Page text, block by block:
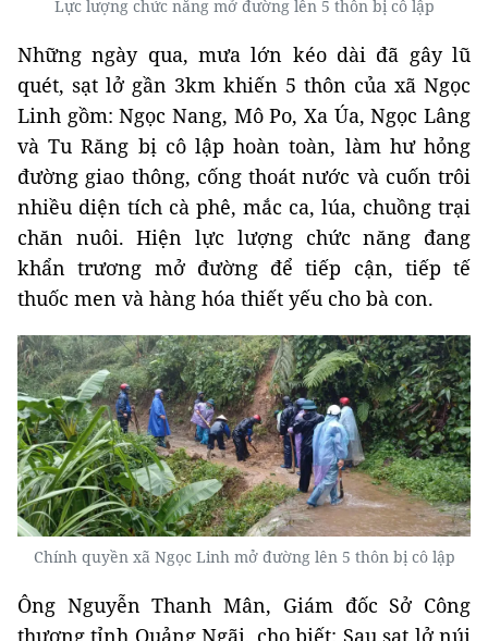
Lực lượng chức năng mở đường lên 5 thôn bị cô lập
Những ngày qua, mưa lớn kéo dài đã gây lũ
quét, sạt lở gần 3km khiến 5 thôn của xã Ngọc
Linh gồm: Ngọc Nang, Mô Po, Xa Úa, Ngọc Lâng
và Tu Răng bị cô lập hoàn toàn, làm hư hỏng
đường giao thông, cống thoát nước và cuốn trôi
nhiều diện tích cà phê, mắc ca, lúa, chuồng trại
chăn nuôi. Hiện lực lượng chức năng đang
khẩn trương mở đường để tiếp cận, tiếp tế
thuốc men và hàng hóa thiết yếu cho bà con.
Chính quyền xã Ngọc Linh mở đường lên 5 thôn bị cô lập
Ông Nguyễn Thanh Mân, Giám đốc Sở Công
thương tỉnh Quảng Ngãi, cho biết: Sau sạt lở núi